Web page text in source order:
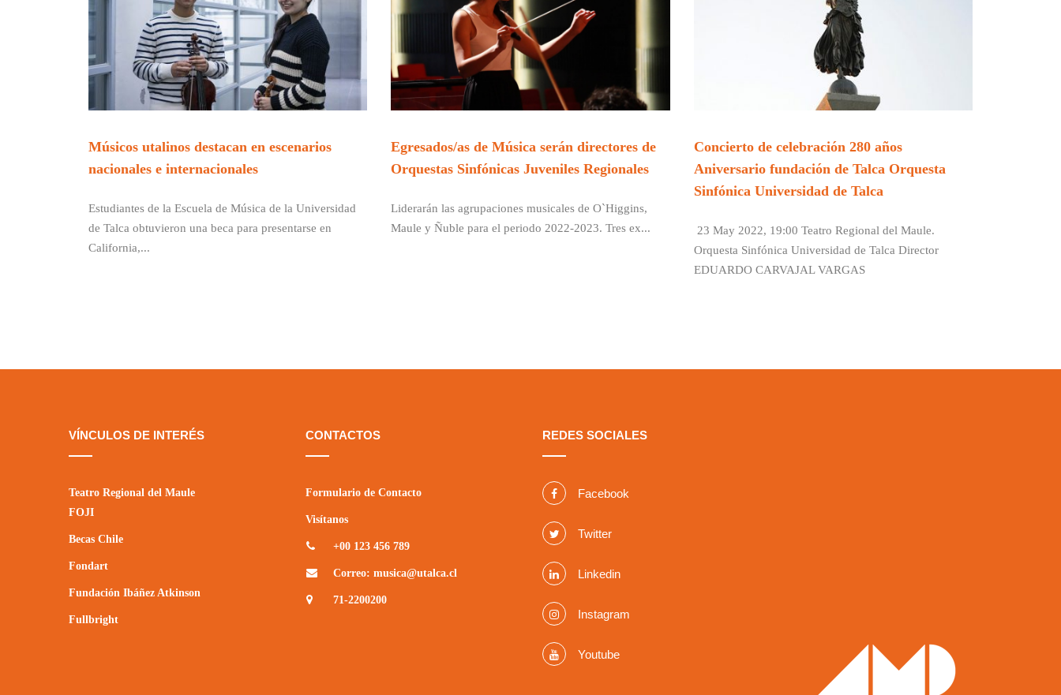
Músicos utalinos destacan en escenarios
nacionales e internacionales
Estudiantes de la Escuela de Música de la Universidad
de Talca obtuvieron una beca para presentarse en
California,...
Egresados/as de Música serán directores de
Orquestas Sinfónicas Juveniles Regionales
Liderarán las agrupaciones musicales de O`Higgins,
Maule y Ñuble para el periodo 2022-2023. Tres ex...
Concierto de celebración 280 años
Aniversario fundación de Talca Orquesta
Sinfónica Universidad de Talca
23 May 2022, 19:00 Teatro Regional del Maule.
Orquesta Sinfónica Universidad de Talca Director
EDUARDO CARVAJAL VARGAS
VÍNCULOS DE INTERÉS
Teatro Regional del Maule
FOJI
Becas Chile
Fondart
Fundación Ibáñez Atkinson
Fullbright
CONTACTOS
Formulario de Contacto
Visítanos
+00 123 456 789
Correo: musica@utalca.cl
71-2200200
REDES SOCIALES
Facebook
Twitter
Linkedin
Instagram
Youtube